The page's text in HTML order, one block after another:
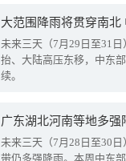
大范围降雨将贯穿南
未来三天（7月29日至31
抬、大陆高压东移，中东
续。
广东湖北河南等地多
未来三天（7月28日至30
带仍多强降雨。本周中东